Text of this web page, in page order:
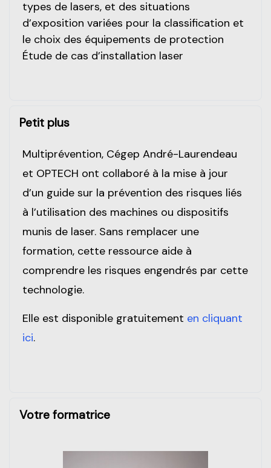
types de lasers, et des situations
d’exposition variées pour la classification et
le choix des équipements de protection
Étude de cas d’installation laser
Petit plus
Multiprévention, Cégep André-Laurendeau
et OPTECH ont collaboré à la mise à jour
d’un guide sur la prévention des risques liés
à l’utilisation des machines ou dispositifs
munis de laser. Sans remplacer une
formation, cette ressource aide à
comprendre les risques engendrés par cette
technologie.
Elle est disponible gratuitement en cliquant
ici.
Votre formatrice